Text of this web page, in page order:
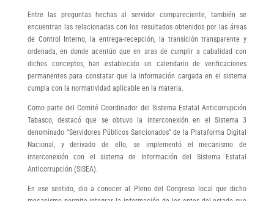
Entre las preguntas hechas al servidor compareciente, también se
encuentran las relacionadas con los resultados obtenidos por las áreas
de Control Interno, la entrega-recepción, la transición transparente y
ordenada, en donde acentúo que en aras de cumplir a cabalidad con
dichos conceptos, han establecido un calendario de verificaciones
permanentes para constatar que la información cargada en el sistema
cumpla con la normatividad aplicable en la materia.
Como parte del Comité Coordinador del Sistema Estatal Anticorrupción
Tabasco, destacó que se obtuvo la interconexión en el Sistema 3
denominado “Servidores Públicos Sancionados” de la Plataforma Digital
Nacional, y derivado de ello, se implementó el mecanismo de
interconexión con el sistema de Información del Sistema Estatal
Anticorrupción (SISEA).
En ese sentido, dio a conocer al Pleno del Congreso local que dicho